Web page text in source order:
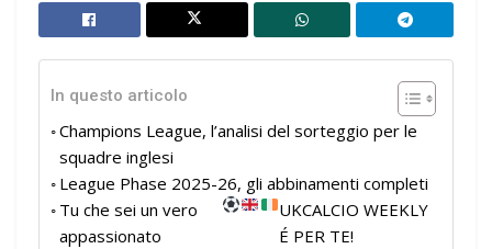
In questo articolo
Champions League, l’analisi del sorteggio per le
squadre inglesi
League Phase 2025-26, gli abbinamenti completi
Tu che sei un vero
appassionato
UKCALCIO WEEKLY
É PER TE!